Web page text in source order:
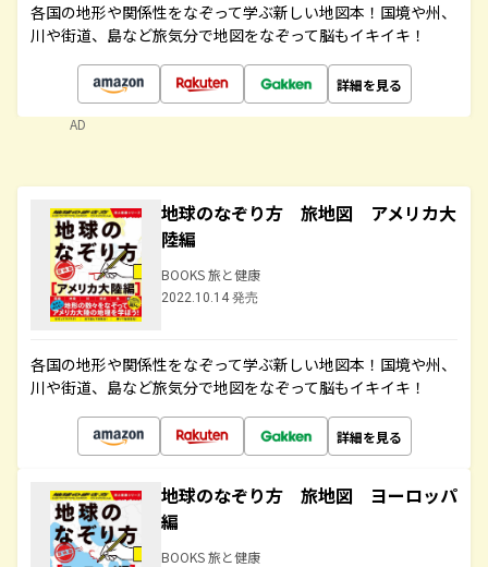
各国の地形や関係性をなぞって学ぶ新しい地図本！国境や州、
川や街道、島など旅気分で地図をなぞって脳もイキイキ！
詳細を見る
AD
地球のなぞり方 旅地図 アメリカ大
陸編
BOOKS 旅と健康
2022.10.14 発売
各国の地形や関係性をなぞって学ぶ新しい地図本！国境や州、
川や街道、島など旅気分で地図をなぞって脳もイキイキ！
詳細を見る
地球のなぞり方 旅地図 ヨーロッパ
編
BOOKS 旅と健康